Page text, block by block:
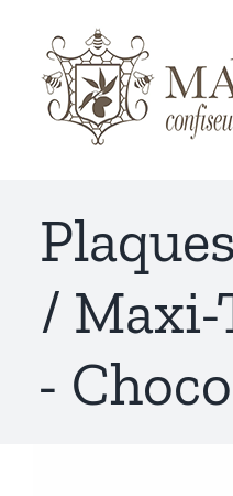
contenu
/ Maxi-
-